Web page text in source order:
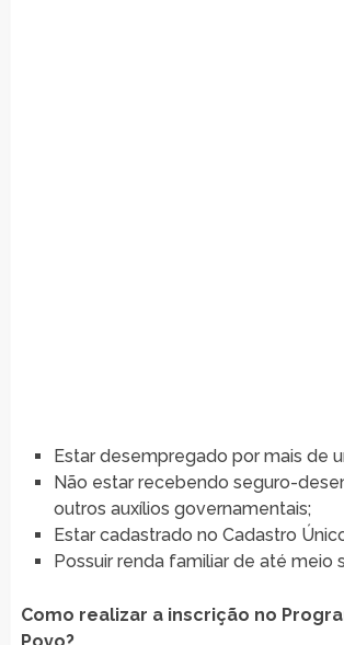
Estar desempregado por mais de
Não estar recebendo seguro-
outros auxílios governamentais;
Estar cadastrado no Cadastro
Possuir renda familiar de até meio
Como realizar a inscrição no
Povo?